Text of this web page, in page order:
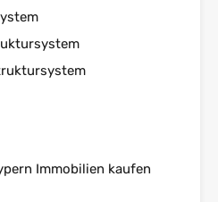
Immobilien kaufen